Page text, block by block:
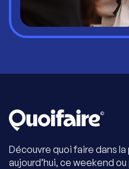
Découvre quoi faire dans
aujourd’hui, ce weekend